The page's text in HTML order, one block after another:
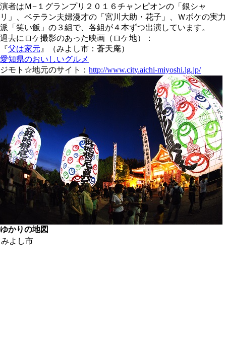
演者はＭ−１グランプリ２０１６チャンピオンの「銀シャ
リ」、ベテラン夫婦漫才の「宮川大助・花子」、Ｗボケの実力
派「笑い飯」の３組で、各組が４本ずつ出演しています。
過去にロケ撮影のあった映画（ロケ地）：
『父は家元 』（みよし市：蒼天庵）
愛知県のおいしいグルメ
ジモト☆地元のサイト： http://www.city.aichi-miyoshi.lg.jp/
ゆかりの地図
みよし市